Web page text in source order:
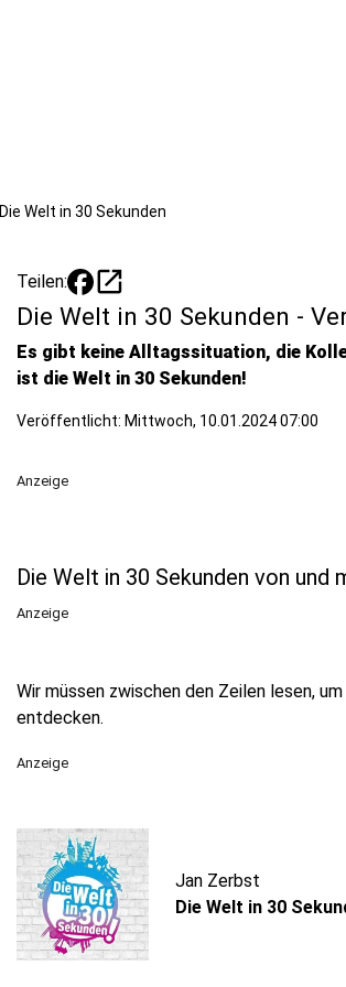
Die Welt in 30 Sekunden
Teilen: open_in_new
Die Welt in 30 Sekunden -
Es gibt keine Alltagssituation, die
ist die Welt in 30 Sekunden!
Veröffentlicht: Mittwoch, 10.01.2024 07:00
Anzeige
Die Welt in 30 Sekunden von und
Anzeige
Wir müssen zwischen den Zeilen lesen,
entdecken.
Anzeige
Jan Zerbst
Die Welt in 30